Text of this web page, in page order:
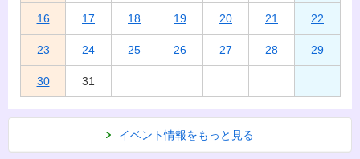
16 17 18 19 20 21 22
23 24 25 26 27 28 29
30 31
イベント情報をもっと見る